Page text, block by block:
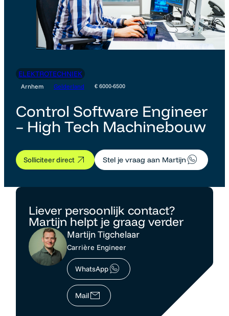
ELEKTROTECHNIEK
Arnhem Gelderland € 6000-6500
Control Software Engineer
– High Tech Machinebouw
Solliciteer direct Stel je vraag aan Martijn
Liever persoonlijk contact?
Martijn helpt je graag verder
Martijn Tigchelaar
Carrière Engineer
WhatsApp
Mail